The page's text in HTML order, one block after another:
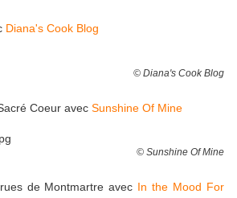
Diana's Cook Blog
© Diana's Cook Blog
Coeur avec Sunshine Of Mine
© Sunshine Of Mine
de Montmartre avec In the Mood For